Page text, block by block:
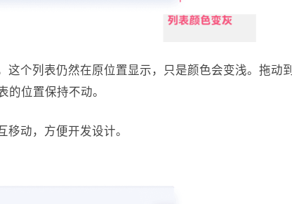
这个列表仍然在原位置显示，只是颜色会变浅。拖动到
的位置保持不动。
动，方便开发设计。